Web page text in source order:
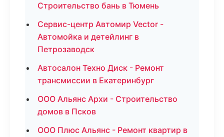
Строительство бань в Тюмень
Сервис-центр Автомир Vector -
Автомойка и детейлинг в
Петрозаводск
Автосалон Техно Диск - Ремонт
трансмиссии в Екатеринбург
ООО Альянс Архи - Строительство
домов в Псков
ООО Плюс Альянс - Ремонт квартир в